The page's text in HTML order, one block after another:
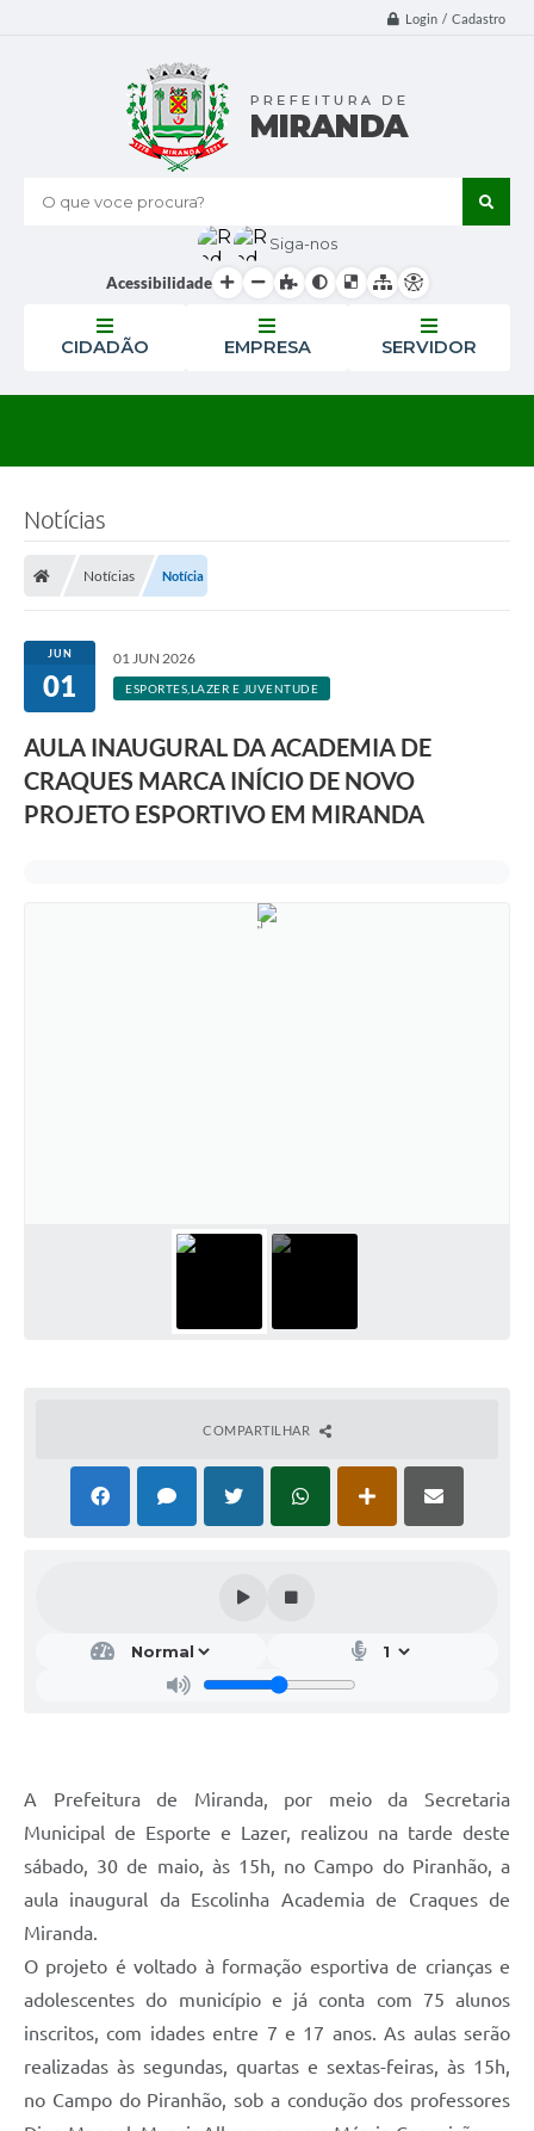
Login / Cadastro
O que voce procura?
Siga-nos
Acessibilidade
CIDADÃO EMPRESA SERVIDOR
Notícias
Notícias Notícia
JUN
01
01 JUN 2026
ESPORTES,LAZER E JUVENTUDE
AULA INAUGURAL DA ACADEMIA DE
CRAQUES MARCA INÍCIO DE NOVO
PROJETO ESPORTIVO EM MIRANDA
COMPARTILHAR
A Prefeitura de Miranda, por meio da Secretaria
Municipal de Esporte e Lazer, realizou na tarde deste
sábado, 30 de maio, às 15h, no Campo do Piranhão, a
aula inaugural da Escolinha Academia de Craques de
Miranda.
O projeto é voltado à formação esportiva de crianças e
adolescentes do município e já conta com 75 alunos
inscritos, com idades entre 7 e 17 anos. As aulas serão
realizadas às segundas, quartas e sextas-feiras, às 15h,
no Campo do Piranhão, sob a condução dos professores